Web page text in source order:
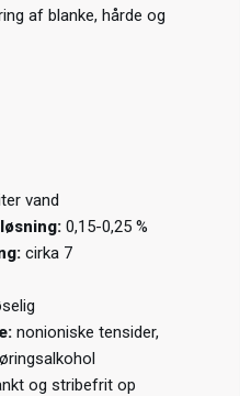
af blanke, hårde og
vand
0,15-0,25 %
cirka 7
nonioniske tensider,
og stribefrit op